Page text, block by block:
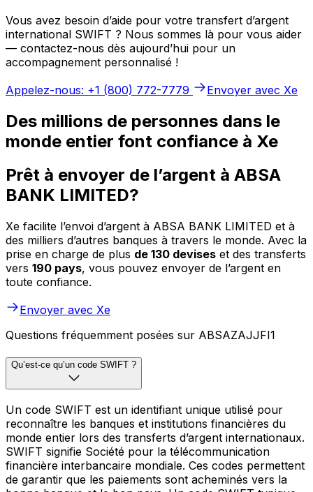
Vous avez besoin d’aide pour votre transfert d’argent
international SWIFT ? Nous sommes là pour vous aider
— contactez-nous dès aujourd’hui pour un
accompagnement personnalisé !
Appelez-nous: +1 (800) 772-7779
Envoyer avec Xe
Des millions de personnes dans le
monde entier font confiance à Xe
Prêt à envoyer de l’argent à ABSA
BANK LIMITED?
Xe facilite l’envoi d’argent à ABSA BANK LIMITED et à
des milliers d’autres banques à travers le monde. Avec la
prise en charge de plus de 130 devises et des transferts
vers 190 pays, vous pouvez envoyer de l’argent en
toute confiance.
Envoyer avec Xe
Questions fréquemment posées sur ABSAZAJJFI1
Qu’est-ce qu’un code SWIFT ?
Un code SWIFT est un identifiant unique utilisé pour
reconnaître les banques et institutions financières du
monde entier lors des transferts d’argent internationaux.
SWIFT signifie Société pour la télécommunication
financière interbancaire mondiale. Ces codes permettent
de garantir que les paiements sont acheminés vers la